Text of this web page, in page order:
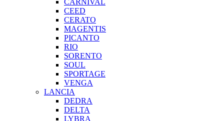
CARNIVAL
CEED
CERATO
MAGENTIS
PICANTO
RIO
SORENTO
SOUL
SPORTAGE
VENGA
LANCIA
DEDRA
DELTA
LYBRA